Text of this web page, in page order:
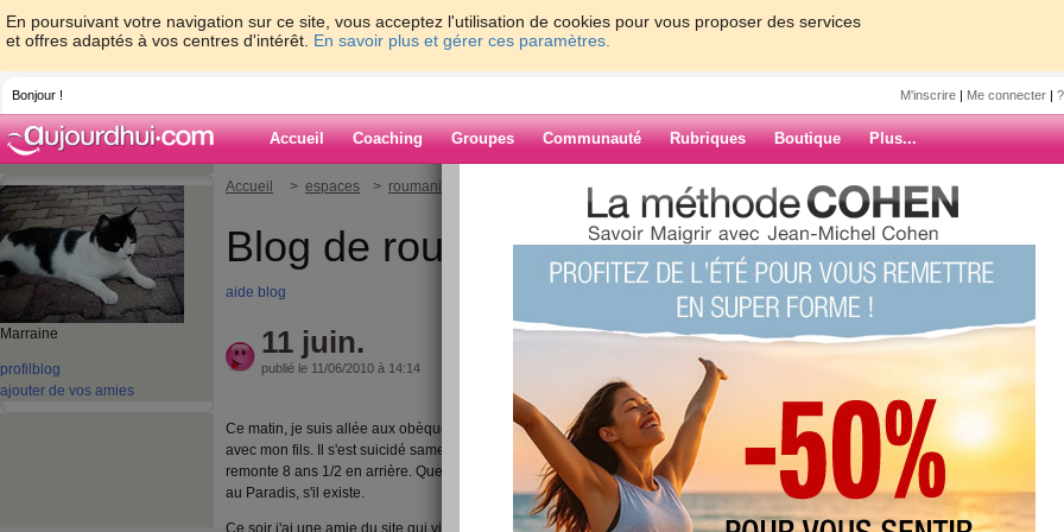
En poursuivant votre navigation sur ce site, vous acceptez l'utilisation de cookies pour vous proposer des services
et offres adaptés à vos centres d'intérêt. En savoir plus et gérer ces paramètres.
Bonjour ! M'inscrire | Me connecter |
Accueil Coaching Groupes Communauté Rubriques Boutique Plus...
Marraine
profil blog
ajouter de vos amies
Accueil > espaces > roumanie
Blog de roumanie
aide blog
11 juin.
publié le 11/06/2010 à 14:14
Ce matin, je suis allée aux obèques d'un jeune de 27 ans qui avait été au collège
avec mon fils. Il s'est suicidé samedi dernier mais je ne sais pas pourquoi. Cela me
remonte 8 ans 1/2 en arrière. Que la vie est cruelle. J'espère qu'ils se retrouveront
au Paradis, s'il existe.
Ce soir j'ai une amie du site qui vient passer 2 jours chez moi, accompagnée de sa
ARCHIVES